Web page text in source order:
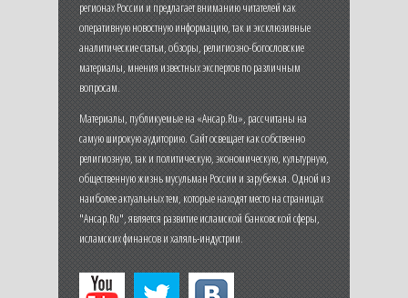
регионах России и предлагает вниманию читателей как
оперативную новостную информацию, так и эксклюзивные
аналитические статьи, обзоры, религиозно-богословские
материалы, мнения известных экспертов по различным
вопросам.
Материалы, публикуемые на «Ансар.Ru», рассчитаны на
самую широкую аудиторию. Сайт освещает как собственно
религиозную, так и политическую, экономическую, культурную,
общественную жизнь мусульман России и зарубежья. Одной из
наиболее актуальных тем, которые находят место на страницах
"Ансар.Ru", является развитие исламской банковской сферы,
исламских финансов и халяль-индустрии.